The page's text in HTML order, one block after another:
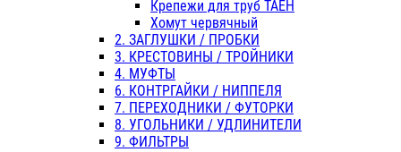
Крепежи для труб ТАЕН
Хомут червячный
2. ЗАГЛУШКИ / ПРОБКИ
3. КРЕСТОВИНЫ / ТРОЙНИКИ
4. МУФТЫ
6. КОНТРГАЙКИ / НИППЕЛЯ
7. ПЕРЕХОДНИКИ / ФУТОРКИ
8. УГОЛЬНИКИ / УДЛИНИТЕЛИ
9. ФИЛЬТРЫ